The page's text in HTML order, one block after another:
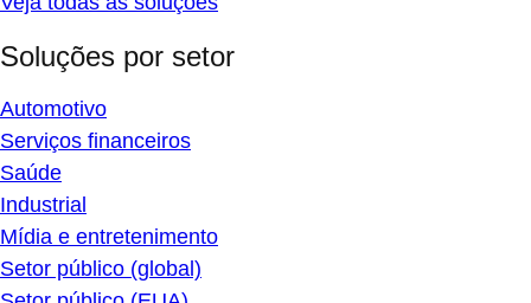
Soluções por setor
Automotivo
Serviços financeiros
Saúde
Industrial
Mídia e entretenimento
Setor público (global)